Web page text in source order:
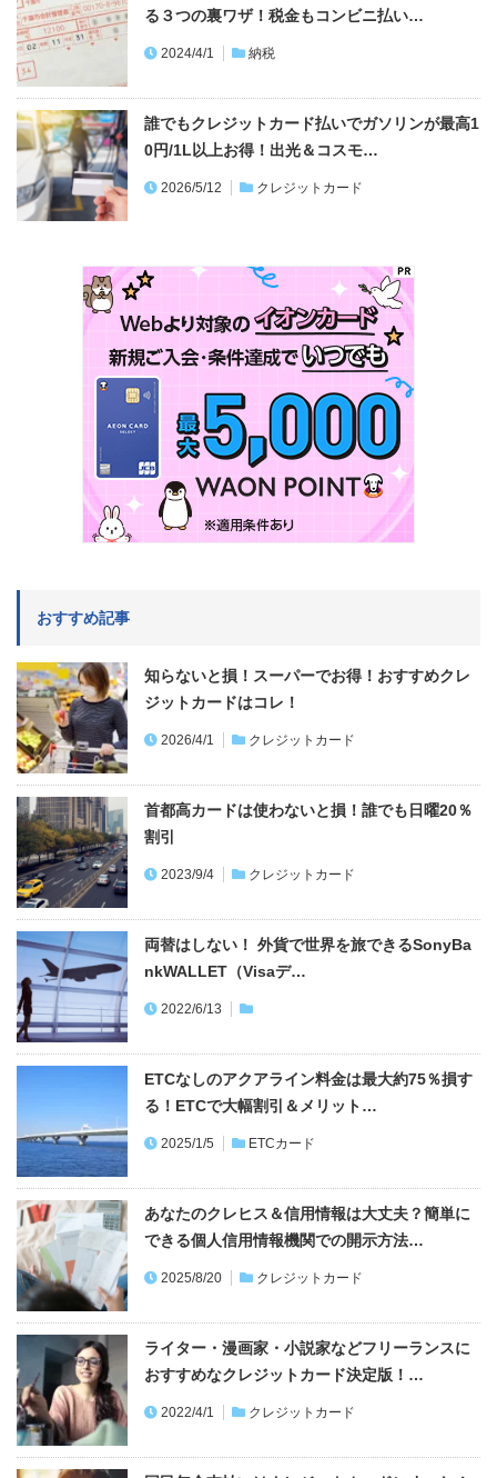
る３つの裏ワザ！税金もコンビニ払い…
2024/4/1 納税
誰でもクレジットカード払いでガソリンが最高1
0円/1L以上お得！出光＆コスモ…
2026/5/12 クレジットカード
おすすめ記事
知らないと損！スーパーでお得！おすすめクレ
ジットカードはコレ！
2026/4/1 クレジットカード
首都高カードは使わないと損！誰でも日曜20％
割引
2023/9/4 クレジットカード
両替はしない！ 外貨で世界を旅できるSonyBa
nkWALLET（Visaデ…
2022/6/13
ETCなしのアクアライン料金は最大約75％損す
る！ETCで大幅割引＆メリット…
2025/1/5 ETCカード
あなたのクレヒス＆信用情報は大丈夫？簡単に
できる個人信用情報機関での開示方法…
2025/8/20 クレジットカード
ライター・漫画家・小説家などフリーランスに
おすすめなクレジットカード決定版！…
2022/4/1 クレジットカード